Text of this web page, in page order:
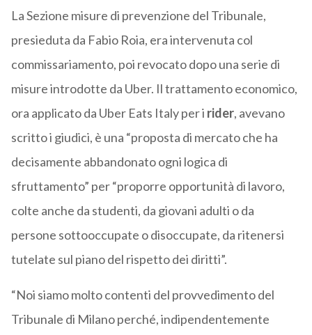
La Sezione misure di prevenzione del Tribunale,
presieduta da Fabio Roia, era intervenuta col
commissariamento, poi revocato dopo una serie di
misure introdotte da Uber. Il trattamento economico,
ora applicato da Uber Eats Italy per i rider, avevano
scritto i giudici, è una “proposta di mercato che ha
decisamente abbandonato ogni logica di
sfruttamento” per “proporre opportunità di lavoro,
colte anche da studenti, da giovani adulti o da
persone sottooccupate o disoccupate, da ritenersi
tutelate sul piano del rispetto dei diritti”.
“Noi siamo molto contenti del provvedimento del
Tribunale di Milano perché, indipendentemente